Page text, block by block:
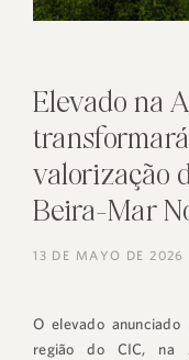
Elevado na
valorização
Beira-Mar
13 DE MAYO DE 2026
O elevado
região do CIC, na